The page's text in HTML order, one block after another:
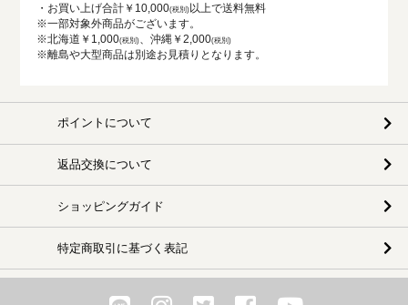
・お買い上げ合計￥10,000
以上で送料無料
※一部対象外商品がございます。
※北海道￥1,000
、沖縄￥2,000
※離島や大型商品は別途お見積りとなります。
ポイントについて
返品交換について
ショッピングガイド
特定商取引に基づく表記